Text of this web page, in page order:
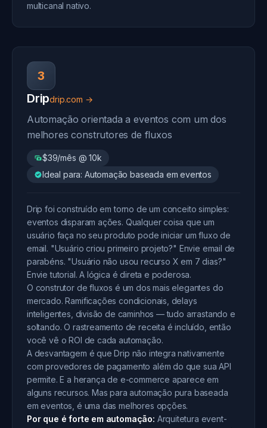
multicanal nativo.
3
Dripdrip.com →
Automação orientada a eventos com um dos
melhores construtores de fluxos
$39/mês @ 10k
Ideal para: Automação baseada em eventos
Drip foi construído em torno de um conceito simples:
eventos disparam ações. Qualquer coisa que um
usuário faça no seu produto pode iniciar um fluxo de
email. "Usuário criou primeiro projeto?" Envie email de
parabéns. "Usuário não usou recurso X em 7 dias?"
Envie tutorial. A lógica é direta e poderosa.
O construtor de fluxos é um dos mais elegantes do
mercado. Ramificações condicionais, delays
inteligentes, divisão de caminhos — tudo arrastando e
soltando. O rastreamento de receita é incluído, então
você vê o ROI de cada automação.
A desvantagem é que Drip não integra nativamente
com provedores de pagamento além do que sua API
permite. E a herança de e-commerce aparece em
alguns recursos. Mas para automação pura baseada
em eventos, é uma das melhores opções.
Por que é forte em automação: Arquitetura event-